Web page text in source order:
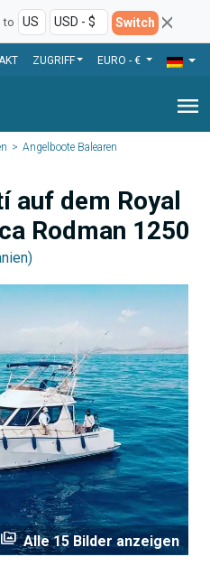
to Switch
ZUGRIFF EURO - €
menu
Angelboote Balearen
auf dem Royal
Rodman 1250
perm_media Alle 15 Bilder anzeigen